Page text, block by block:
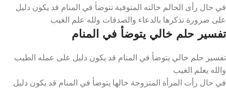
في حال رأى الحالم خالته المتوفية تتوضأ في المنام قد يكون دليل
على ضرورة تذكرها بالدعاء والصدقات ولله علم الغيب
تفسير حلم خالي يتوضأ في المنام
تفسير حلم خالي يتوضأ في المنام قد يكون دليل على عمله الطيب
والله يعلم الغيب
في حال رأت المرأة المتزوجة خالها يتوضأ في المنام قد يكون دليل